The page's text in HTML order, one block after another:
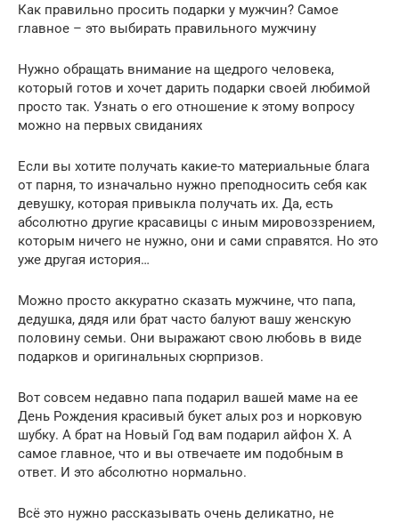
Как правильно просить подарки у мужчин? Самое
главное – это выбирать правильного мужчину
Нужно обращать внимание на щедрого человека,
который готов и хочет дарить подарки своей любимой
просто так. Узнать о его отношение к этому вопросу
можно на первых свиданиях
Если вы хотите получать какие-то материальные блага
от парня, то изначально нужно преподносить себя как
девушку, которая привыкла получать их. Да, есть
абсолютно другие красавицы с иным мировоззрением,
которым ничего не нужно, они и сами справятся. Но это
уже другая история…
Можно просто аккуратно сказать мужчине, что папа,
дедушка, дядя или брат часто балуют вашу женскую
половину семьи. Они выражают свою любовь в виде
подарков и оригинальных сюрпризов.
Вот совсем недавно папа подарил вашей маме на ее
День Рождения красивый букет алых роз и норковую
шубку. А брат на Новый Год вам подарил айфон Х. А
самое главное, что и вы отвечаете им подобным в
ответ. И это абсолютно нормально.
Всё это нужно рассказывать очень деликатно, не